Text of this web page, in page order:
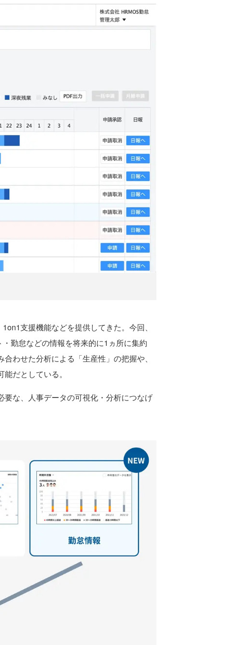
支援機能などを提供してきた。今回、
勤怠などの情報を将来的に1ヵ所に集約
わせた分析による「生産性」の把握や、
だとしている。
な、人事データの可視化・分析につなげ